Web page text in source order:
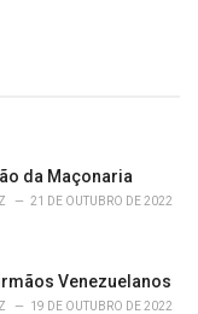
da Maçonaria
21 DE OUTUBRO DE 2022
Venezuelanos
19 DE OUTUBRO DE 2022